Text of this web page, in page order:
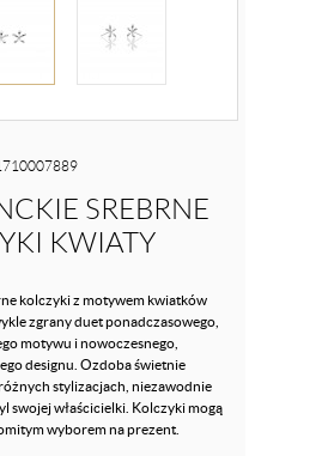
SREBRNE
KWIATY
kolczyki z motywem kwiatków
zgrany duet ponadczasowego,
motywu i nowoczesnego,
designu. Ozdoba świetnie
stylizacjach, niezawodnie
swojej właścicielki. Kolczyki mogą
wyborem na prezent.